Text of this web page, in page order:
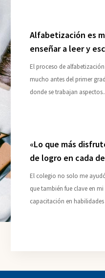
Alfabetización es
enseñar a leer y
El proceso de
mucho antes del primer
donde se trabajan
«Lo que más
de logro en cada
El colegio no solo me
que también fue clave en
capacitación en habilidades